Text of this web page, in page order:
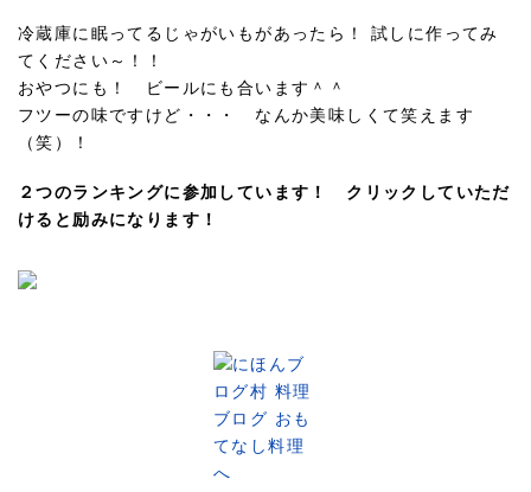
冷蔵庫に眠ってるじゃがいもがあったら！ 試しに作ってみ
てください～！！
おやつにも！ ビールにも合います＾＾
フツーの味ですけど・・・ なんか美味しくて笑えます
（笑）！
２つのランキングに参加しています！ クリックしていただ
けると励みになります！